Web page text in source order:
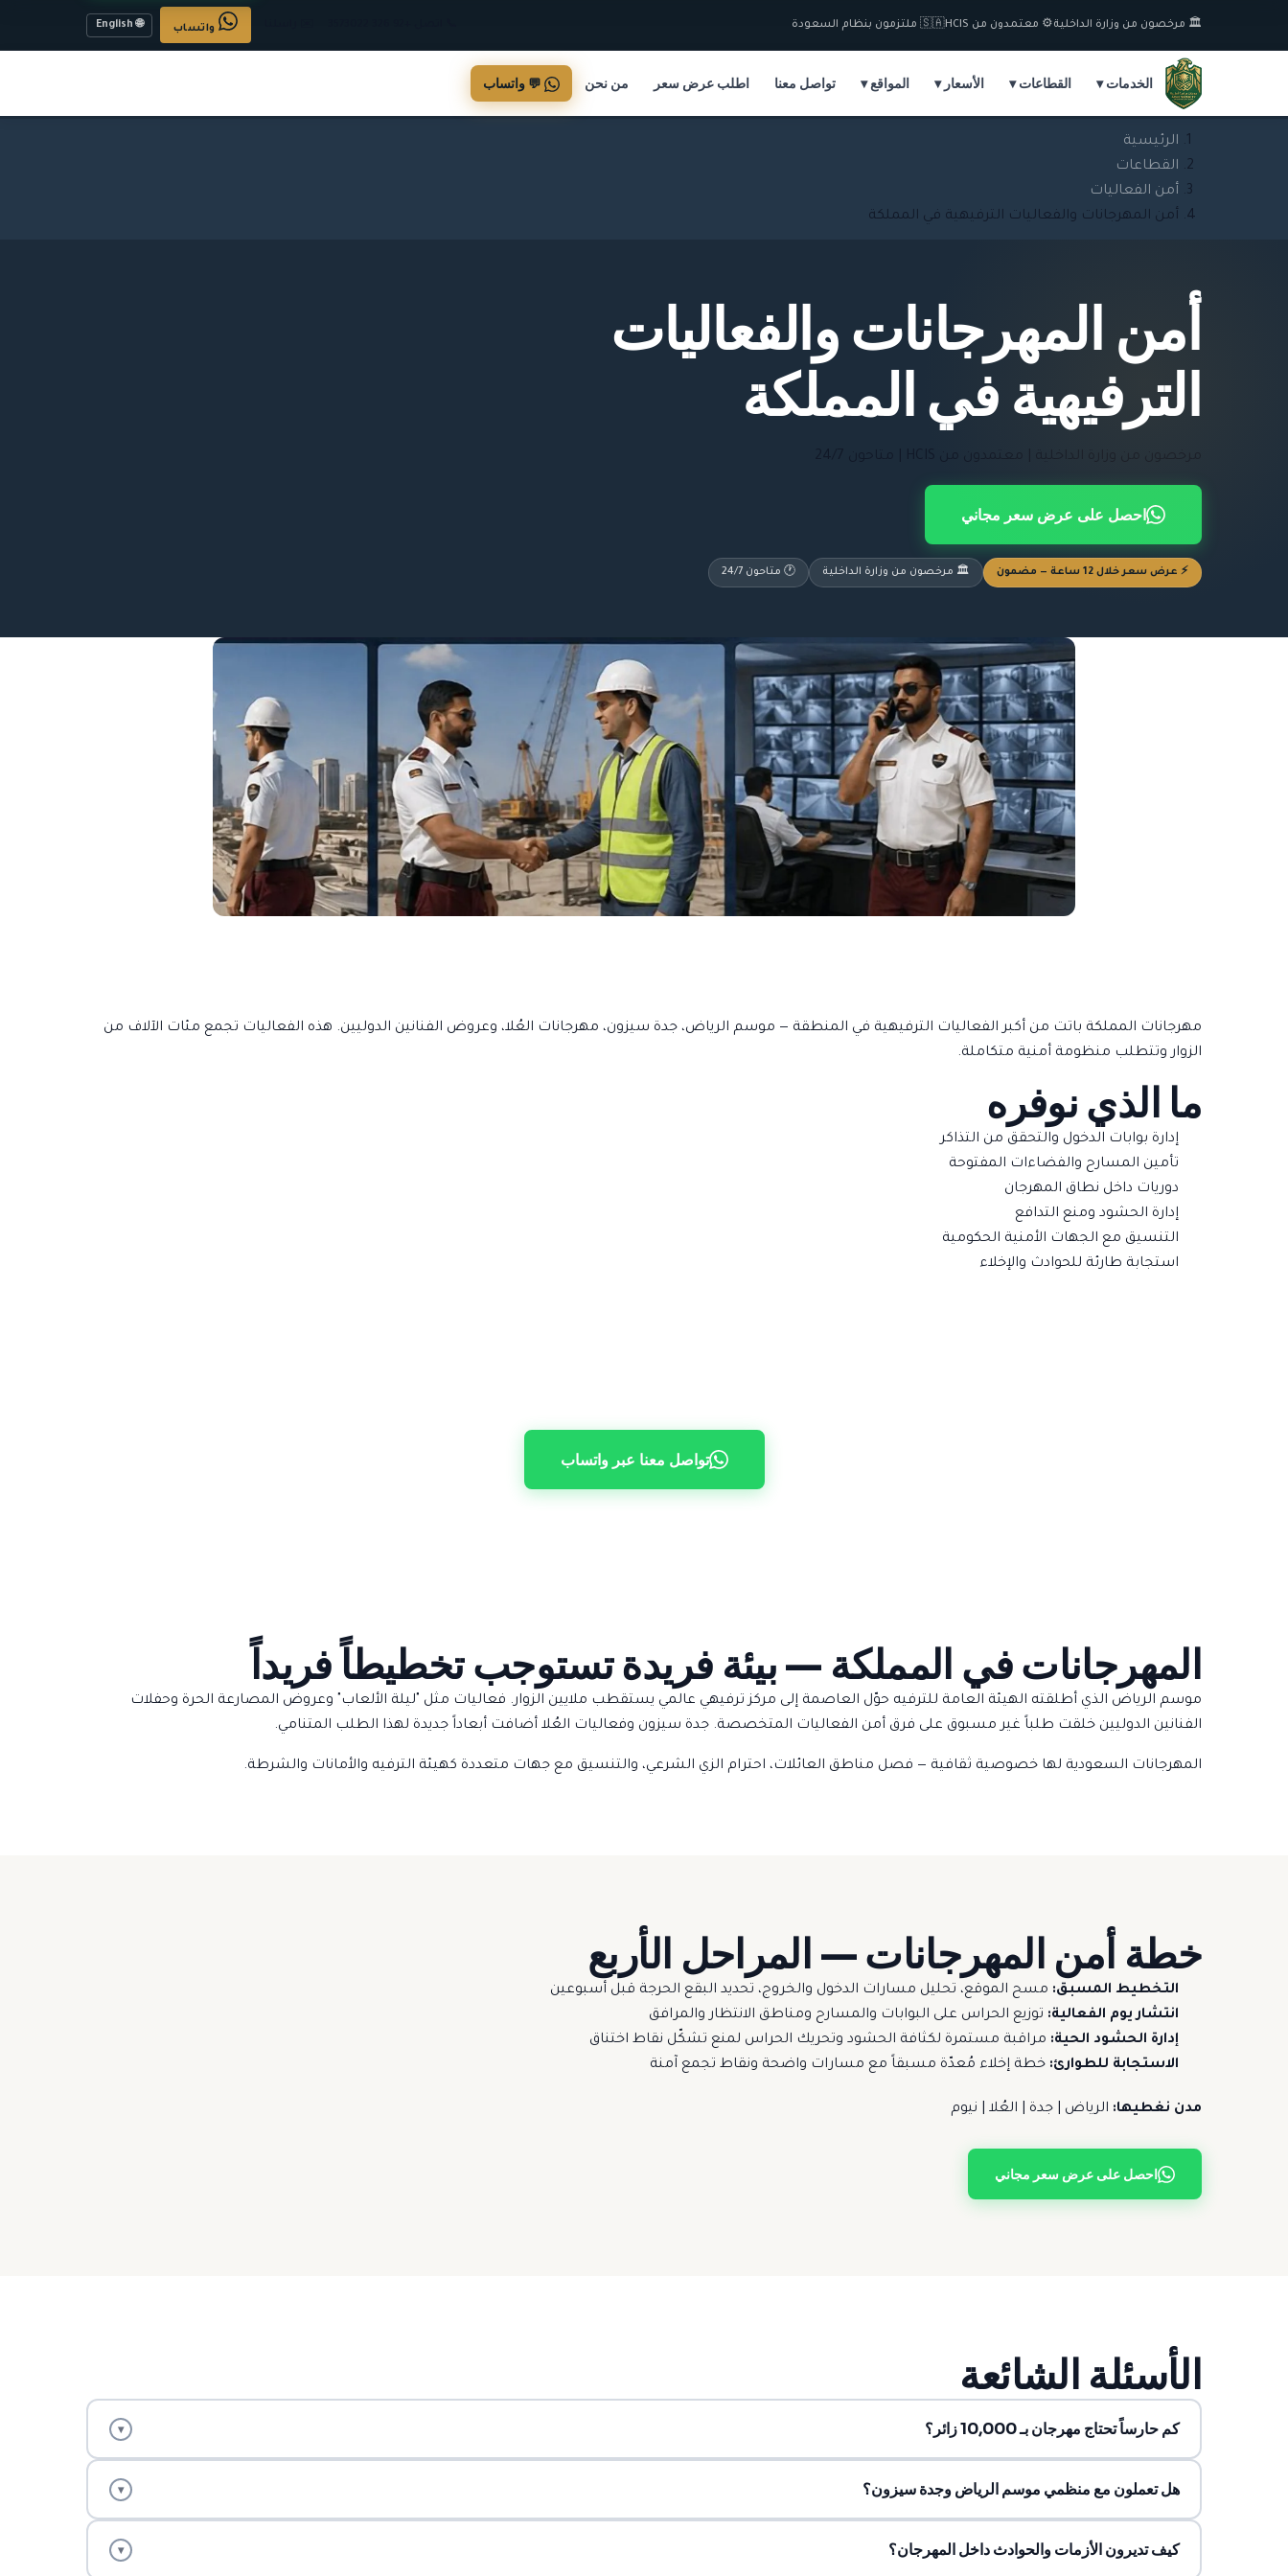
🏛️ مرخصون من وزارة الداخلية⚙️ معتمدون من HCIS 🇸🇦 ملتزمون بنظام السعودة واتساب 🌐 English
الخدمات ▾ القطاعات ▾ الأسعار ▾ المواقع ▾ تواصل معنا اطلب عرض سعر من نحن 💬 واتساب
الرئيسية
القطاعات
أمن الفعاليات
أمن المهرجانات والفعاليات الترفيهية في المملكة
أمن المهرجانات والفعاليات
الترفيهية في المملكة
احصل على عرض سعر مجاني
⚡ عرض سعر خلال 12 ساعة — مضمون 🏛️ مرخصون من وزارة الداخلية 🕐 متاحون 24/7
مهرجانات المملكة باتت من أكبر الفعاليات الترفيهية في المنطقة — موسم الرياض، جدة سيزون، مهرجانات العُلا، وعروض الفنانين الدوليين. هذه الفعاليات تجمع مئات الآلاف من
الزوار وتتطلب منظومة أمنية متكاملة.
ما الذي نوفره
إدارة بوابات الدخول والتحقق من التذاكر
تأمين المسارح والفضاءات المفتوحة
دوريات داخل نطاق المهرجان
إدارة الحشود ومنع التدافع
التنسيق مع الجهات الأمنية الحكومية
استجابة طارئة للحوادث والإخلاء
تواصل معنا عبر واتساب
المهرجانات في المملكة — بيئة فريدة تستوجب تخطيطاً فريداً
موسم الرياض الذي أطلقته الهيئة العامة للترفيه حوّل العاصمة إلى مركز ترفيهي عالمي يستقطب ملايين الزوار. فعاليات مثل "ليلة الألعاب" وعروض المصارعة الحرة وحفلات
الفنانين الدوليين خلقت طلباً غير مسبوق على فرق أمن الفعاليات المتخصصة. جدة سيزون وفعاليات العُلا أضافت أبعاداً جديدة لهذا الطلب المتنامي.
المهرجانات السعودية لها خصوصية ثقافية — فصل مناطق العائلات، احترام الزي الشرعي، والتنسيق مع جهات متعددة كهيئة الترفيه والأمانات والشرطة.
خطة أمن المهرجانات — المراحل الأربع
التخطيط المسبق: مسح الموقع، تحليل مسارات الدخول والخروج، تحديد البقع الحرجة قبل أسبوعين
انتشار يوم الفعالية: توزيع الحراس على البوابات والمسارح ومناطق الانتظار والمرافق
إدارة الحشود الحية: مراقبة مستمرة لكثافة الحشود وتحريك الحراس لمنع تشكّل نقاط اختناق
الاستجابة للطوارئ: خطة إخلاء مُعدّة مسبقاً مع مسارات واضحة ونقاط تجمع آمنة
مدن نغطيها: الرياض | جدة | العُلا | نيوم
احصل على عرض سعر مجاني
الأسئلة الشائعة
كم حارساً تحتاج مهرجان بـ 10,000 زائر؟ ▾
هل تعملون مع منظمي موسم الرياض وجدة سيزون؟ ▾
كيف تديرون الأزمات والحوادث داخل المهرجان؟ ▾